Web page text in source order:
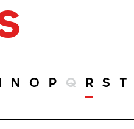
N O P Q R S T